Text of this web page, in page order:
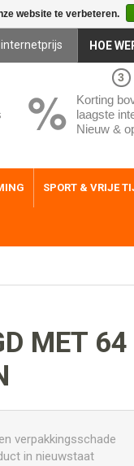
HOE
3
Korting
laagste
Nieuw &
SPORT & VRIJE
MET
verpakkingsschade
in nieuwstaat
website te verbeteren.